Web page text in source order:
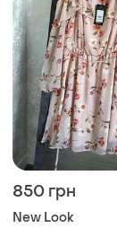
850 грн
New Look